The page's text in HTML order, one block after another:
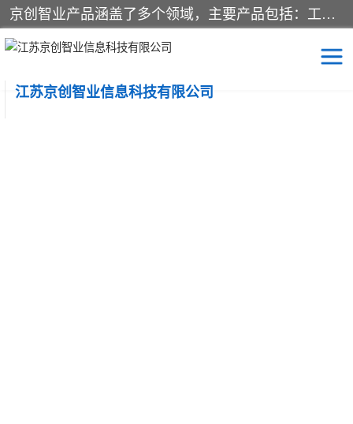
京创智业产品涵盖了多个领域，主要产品包括：工业4.0生产线解决方案，智慧物流综合实训室，教学设备与实验室建设，虚拟仿真实验室等。公司将秉持“创新、执着、诚信、共赢”的理念，以“将服务当作使命”为核心价值观，致力于为客户创造价值，与客户、合作伙伴和员工共同成长。
江苏京创智业信息科技有限公司